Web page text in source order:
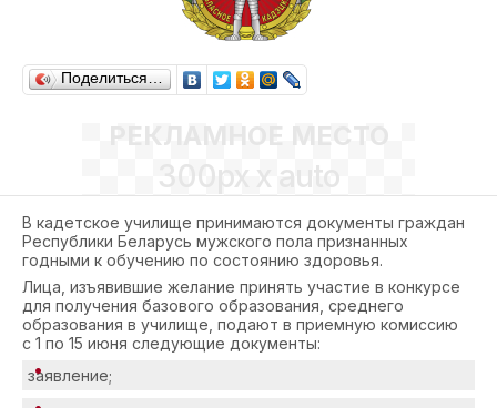
Поделиться…
РЕКЛАМНОЕ МЕСТО
300px x auto
В кадетское училище принимаются документы граждан
Республики Беларусь мужского пола признанных
годными к обучению по состоянию здоровья.
Лица, изъявившие желание принять участие в конкурсе
для получения базового образования, среднего
образования в училище, подают в приемную комиссию
с 1 по 15 июня следующие документы:
заявление;